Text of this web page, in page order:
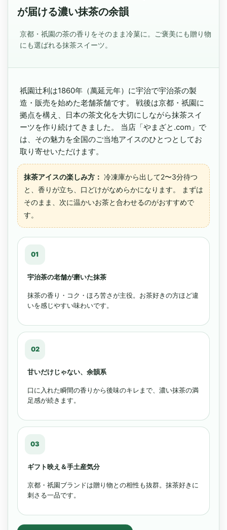
が届ける濃い抹茶の余韻
京都・祇園の茶の香りをそのまま冷菓に。ご褒美にも贈り物
にも選ばれる抹茶スイーツ。
祇園辻利は1860年（萬延元年）に宇治で宇治茶の製
造・販売を始めた老舗茶舗です。 戦後は京都・祇園に
拠点を構え、日本の茶文化を大切にしながら抹茶スイ
ーツを作り続けてきました。 当店「やまざと.com」で
は、その魅力を全国のご当地アイスのひとつとしてお
取り寄せいただけます。
抹茶アイスの楽しみ方： 冷凍庫から出して2〜3分待つ
と、香りが立ち、口どけがなめらかになります。 まずは
そのまま、次に温かいお茶と合わせるのがおすすめで
す。
01
宇治茶の老舗が磨いた抹茶
抹茶の香り・コク・ほろ苦さが主役。お茶好きの方ほど違
いを感じやすい味わいです。
02
甘いだけじゃない、余韻系
口に入れた瞬間の香りから後味のキレまで、濃い抹茶の満
足感が続きます。
03
ギフト映え＆手土産気分
京都・祇園ブランドは贈り物との相性も抜群。抹茶好きに
刺さる一品です。